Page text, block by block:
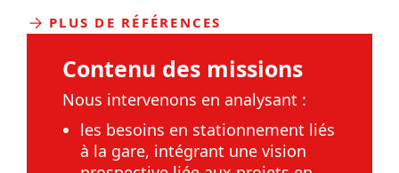
PLUS DE RÉFÉRENCES
Contenu des missions
Nous intervenons en analysant :
les besoins en stationnement liés
à la gare, intégrant une vision